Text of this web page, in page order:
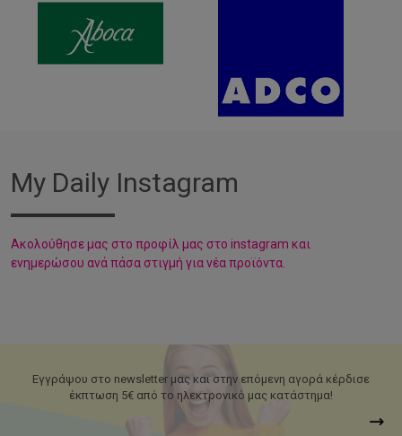
My Daily Instagram
Aκολούθησε μας στο προφίλ μας στο instagram και
ενημερώσου ανά πάσα στιγμή για νέα προϊόντα.
Εγγράψου στο newsletter μας και στην επόμενη αγορά κέρδισε
έκπτωση 5€ από το ηλεκτρονικό μας κατάστημα!